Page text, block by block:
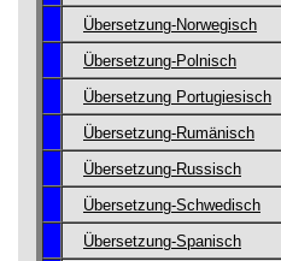
Übersetzung-Norwegisch
Übersetzung-Polnisch
Übersetzung Portugiesisch
Übersetzung-Rumänisch
Übersetzung-Russisch
Übersetzung-Schwedisch
Übersetzung-Spanisch